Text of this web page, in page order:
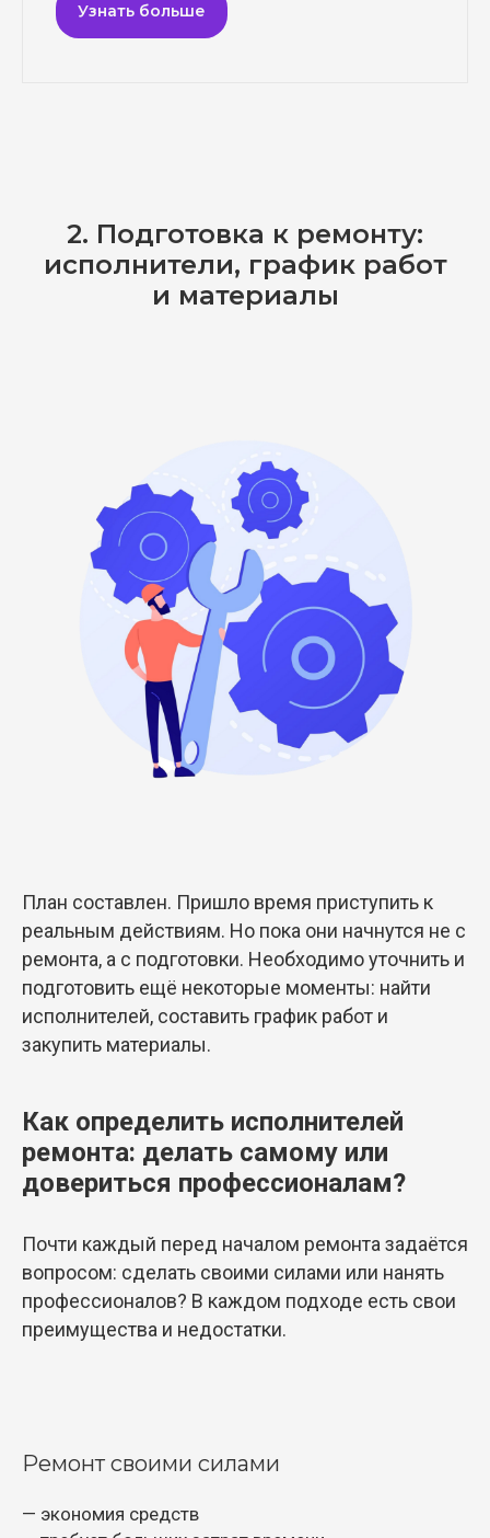
Узнать больше
2. Подготовка к ремонту:
исполнители, график работ
и материалы
План составлен. Пришло время приступить к
реальным действиям. Но пока они начнутся не с
ремонта, а с подготовки. Необходимо уточнить и
подготовить ещё некоторые моменты: найти
исполнителей, составить график работ и
закупить материалы.
Как определить исполнителей
ремонта: делать самому или
довериться профессионалам?
Почти каждый перед началом ремонта задаётся
вопросом: сделать своими силами или нанять
профессионалов? В каждом подходе есть свои
преимущества и недостатки.
Ремонт своими силами
— экономия средств